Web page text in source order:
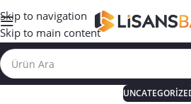
Skip to navigation
Skip to main content